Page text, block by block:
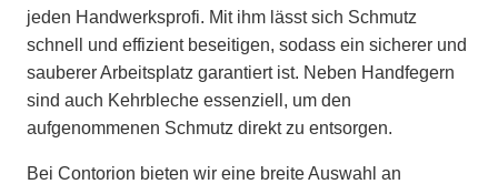
jeden Handwerksprofi. Mit ihm lässt sich Schmutz
schnell und effizient beseitigen, sodass ein sicherer und
sauberer Arbeitsplatz garantiert ist. Neben Handfegern
sind auch Kehrbleche essenziell, um den
aufgenommenen Schmutz direkt zu entsorgen.
Bei Contorion bieten wir eine breite Auswahl an